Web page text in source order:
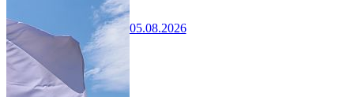
05.08.2026